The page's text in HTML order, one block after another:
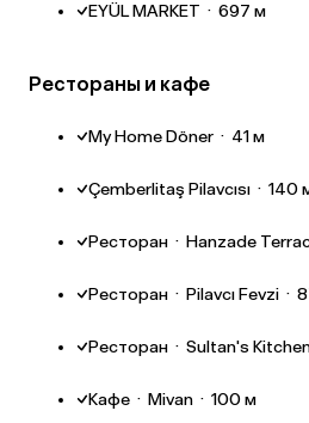
EYÜL MARKET · 697 м
Рестораны и кафе
My Home Döner · 41 м
Çemberlitaş Pilavcısı · 140
Ресторан · Hanzade
Ресторан · Pilavcı Fevzi ·
Ресторан · Sultan's
Кафе · Mivan · 100 м